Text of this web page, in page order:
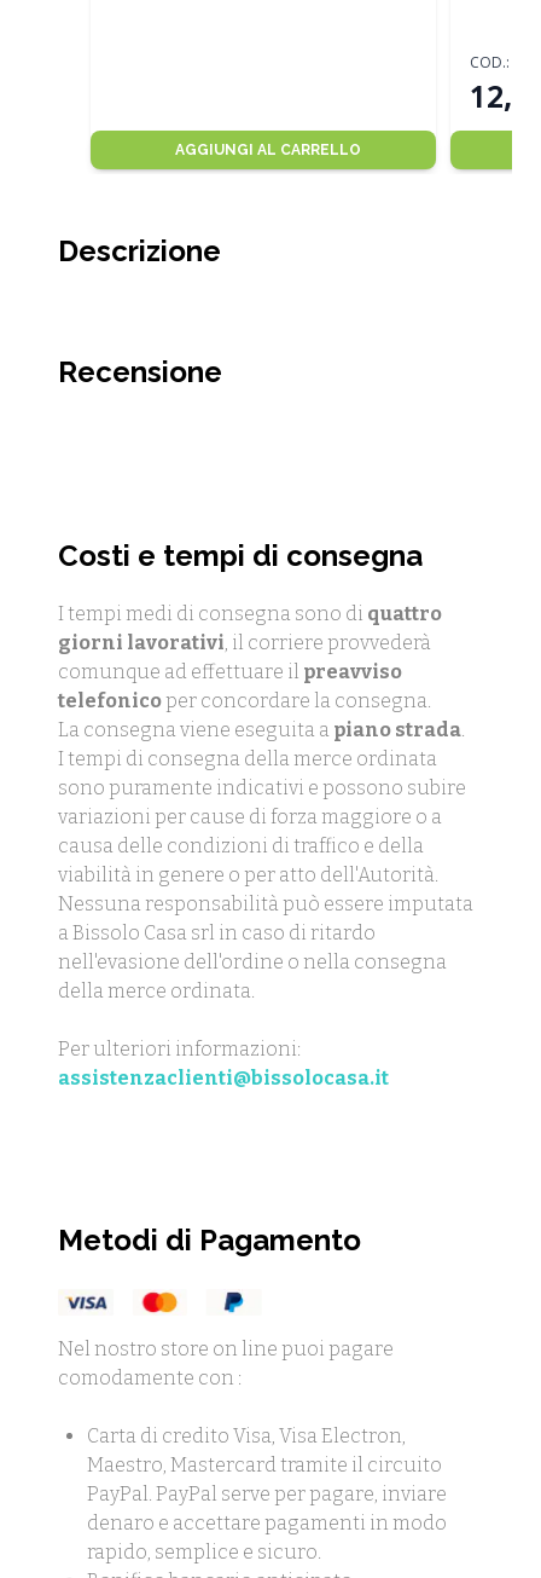
AGGIUNGI AL CARRELLO
COD.:
Descrizione
Recensione
Costi e tempi di consegna
I tempi medi di consegna sono di quattro
giorni lavorativi, il corriere provvederà
comunque ad effettuare il preavviso
telefonicoper concordare la consegna.
La consegna viene eseguita a piano strada.
I tempi di consegna della merce ordinata
sono puramente indicativi e possono subire
variazioni per cause di forza maggiore o a
causa delle condizioni di traffico e della
viabilità in genere o per atto dell'Autorità.
Nessuna responsabilità può essere imputata
a Bissolo Casa srl in caso di ritardo
nell'evasione dell'ordine o nella consegna
della merce ordinata.
Per ulteriori informazioni:
assistenzaclienti@bissolocasa.it
Metodi di Pagamento
Nel nostro store on line puoi pagare
comodamente con :
Carta di credito Visa, Visa Electron,
Maestro, Mastercard tramite il circuito
PayPal. PayPal serve per pagare, inviare
denaro e accettare pagamenti in modo
rapido, semplice e sicuro.